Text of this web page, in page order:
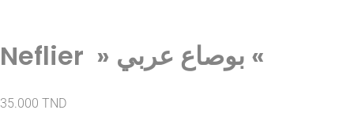
Neflier » بوصاع عربي «
35.000 TND